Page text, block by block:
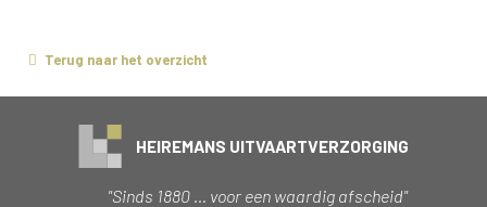
Terug naar het overzicht
HEIREMANS UITVAARTVERZORGING
"Sinds 1880 … voor een waardig afscheid"